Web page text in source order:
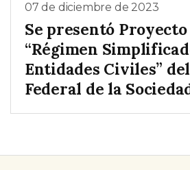
07 de diciembre de 2023
Se presentó Proyecto
“Régimen
Entidades Civiles”
Federal de la